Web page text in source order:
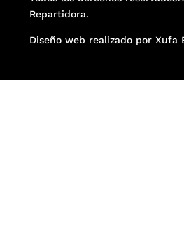
Repartidora.
Diseño web realizado por Xufa